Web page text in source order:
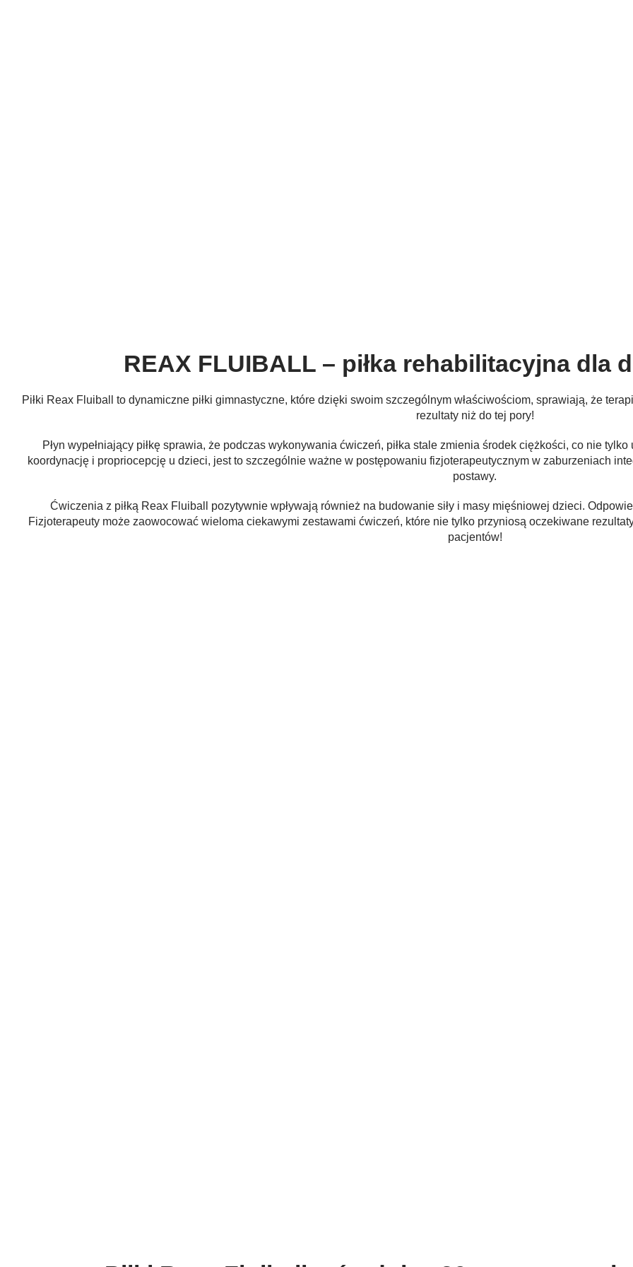
REAX FLUIBALL – piłka rehabilitacyjna dla
Piłki Reax Fluiball to dynamiczne piłki gimnastyczne, które dzięki swoim szczególnym właściwościom, sprawiają, że
rezultaty niż do tej pory!
Płyn wypełniający piłkę sprawia, że podczas wykonywania ćwiczeń, piłka stale zmienia środek ciężkości, co nie
koordynację i propriocepcję u dzieci, jest to szczególnie ważne w postępowaniu fizjoterapeutycznym w zaburzeniach
postawy.
Ćwiczenia z piłką Reax Fluiball pozytywnie wpływają również na budowanie siły i masy mięśniowej dzieci.
Fizjoterapeuty może zaowocować wieloma ciekawymi zestawami ćwiczeń, które nie tylko przyniosą oczekiwane
pacjentów!